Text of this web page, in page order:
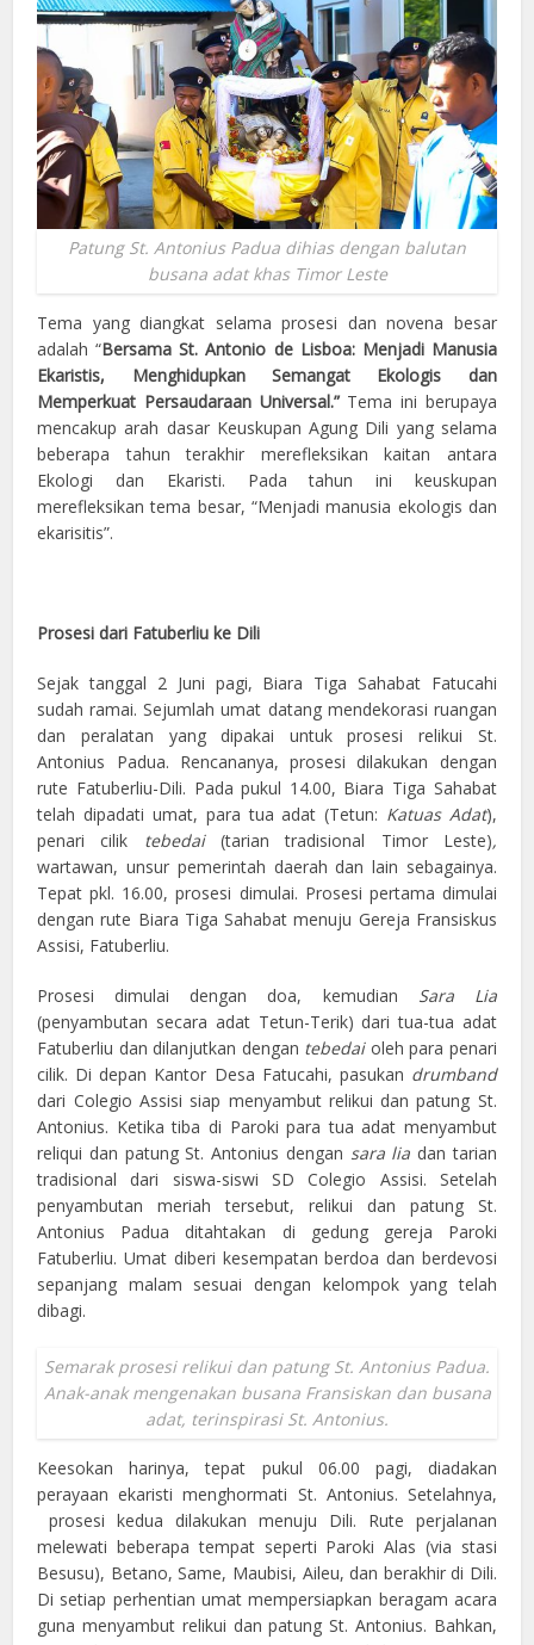
Patung St. Antonius Padua dihias dengan balutan
busana adat khas Timor Leste
Tema yang diangkat selama prosesi dan novena besar
adalah “Bersama St. Antonio de Lisboa: Menjadi Manusia
Ekaristis, Menghidupkan Semangat Ekologis dan
Memperkuat Persaudaraan Universal.” Tema ini berupaya
mencakup arah dasar Keuskupan Agung Dili yang selama
beberapa tahun terakhir merefleksikan kaitan antara
Ekologi dan Ekaristi. Pada tahun ini keuskupan
merefleksikan tema besar, “Menjadi manusia ekologis dan
ekarisitis”.
Prosesi dari Fatuberliu ke Dili
Sejak tanggal 2 Juni pagi, Biara Tiga Sahabat Fatucahi
sudah ramai. Sejumlah umat datang mendekorasi ruangan
dan peralatan yang dipakai untuk prosesi relikui St.
Antonius Padua. Rencananya, prosesi dilakukan dengan
rute Fatuberliu-Dili. Pada pukul 14.00, Biara Tiga Sahabat
telah dipadati umat, para tua adat (Tetun: Katuas Adat),
penari cilik tebedai (tarian tradisional Timor Leste),
wartawan, unsur pemerintah daerah dan lain sebagainya.
Tepat pkl. 16.00, prosesi dimulai. Prosesi pertama dimulai
dengan rute Biara Tiga Sahabat menuju Gereja Fransiskus
Assisi, Fatuberliu.
Prosesi dimulai dengan doa, kemudian Sara
Lia
(penyambutan secara adat Tetun-Terik) dari tua-tua adat
Fatuberliu dan dilanjutkan dengan tebedaioleh para penari
cilik. Di depan Kantor Desa Fatucahi, pasukan drumband
dari Colegio Assisi siap menyambut relikui dan patung St.
Antonius. Ketika tiba di Paroki para tua adat menyambut
reliqui dan patung St. Antonius dengan sara lia dan tarian
tradisional dari siswa-siswi SD Colegio Assisi. Setelah
penyambutan meriah tersebut, relikui dan patung St.
Antonius Padua ditahtakan di gedung gereja Paroki
Fatuberliu. Umat diberi kesempatan berdoa dan berdevosi
sepanjang malam sesuai dengan kelompok yang telah
dibagi.
Semarak prosesi relikui dan patung St. Antonius Padua.
Anak-anak mengenakan busana Fransiskan dan busana
adat, terinspirasi St. Antonius.
Keesokan harinya, tepat pukul 06.00 pagi, diadakan
perayaan ekaristi menghormati St. Antonius. Setelahnya,
prosesi kedua dilakukan menuju Dili. Rute perjalanan
melewati beberapa tempat seperti Paroki Alas (via stasi
Besusu), Betano, Same, Maubisi, Aileu, dan berakhir di Dili.
Di setiap perhentian umat mempersiapkan beragam acara
guna menyambut relikui dan patung St. Antonius. Bahkan,